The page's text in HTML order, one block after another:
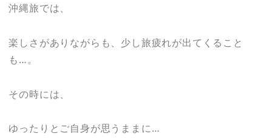
沖縄旅では、
楽しさがありながらも、少し旅疲れが出てくること
も…。
その時には、
ゆったりとご自身が思うままに…